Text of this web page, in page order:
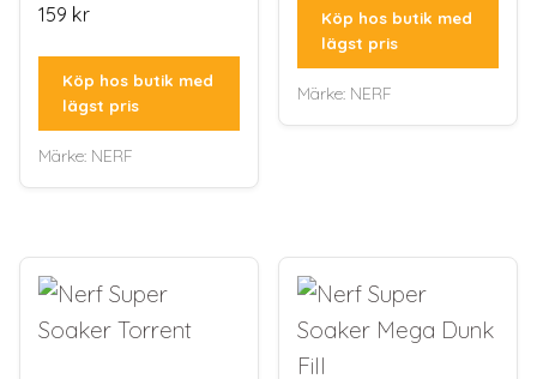
159 kr
Köp hos butik med
lägst pris
Märke: NERF
Köp hos butik med
lägst pris
Märke: NERF